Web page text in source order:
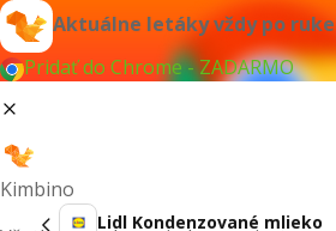
Aktuálne letáky vždy po ruke
Pridať do Chrome - ZADARMO
Kimbino
Lidl Kondenzované mlieko